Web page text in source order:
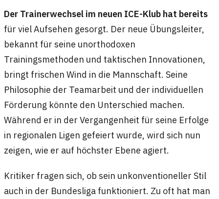
Der Trainerwechsel im neuen ICE-Klub hat bereits
für viel Aufsehen gesorgt. Der neue Übungsleiter,
bekannt für seine unorthodoxen
Trainingsmethoden und taktischen Innovationen,
bringt frischen Wind in die Mannschaft. Seine
Philosophie der Teamarbeit und der individuellen
Förderung könnte den Unterschied machen.
Während er in der Vergangenheit für seine Erfolge
in regionalen Ligen gefeiert wurde, wird sich nun
zeigen, wie er auf höchster Ebene agiert.
Kritiker fragen sich, ob sein unkonventioneller Stil
auch in der Bundesliga funktioniert. Zu oft hat man